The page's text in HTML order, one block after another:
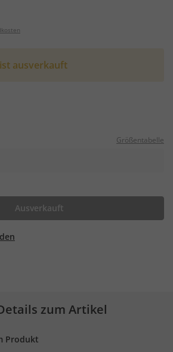
ausverkauft
Größentabelle
Ausverkauft
zum Artikel
Produkt